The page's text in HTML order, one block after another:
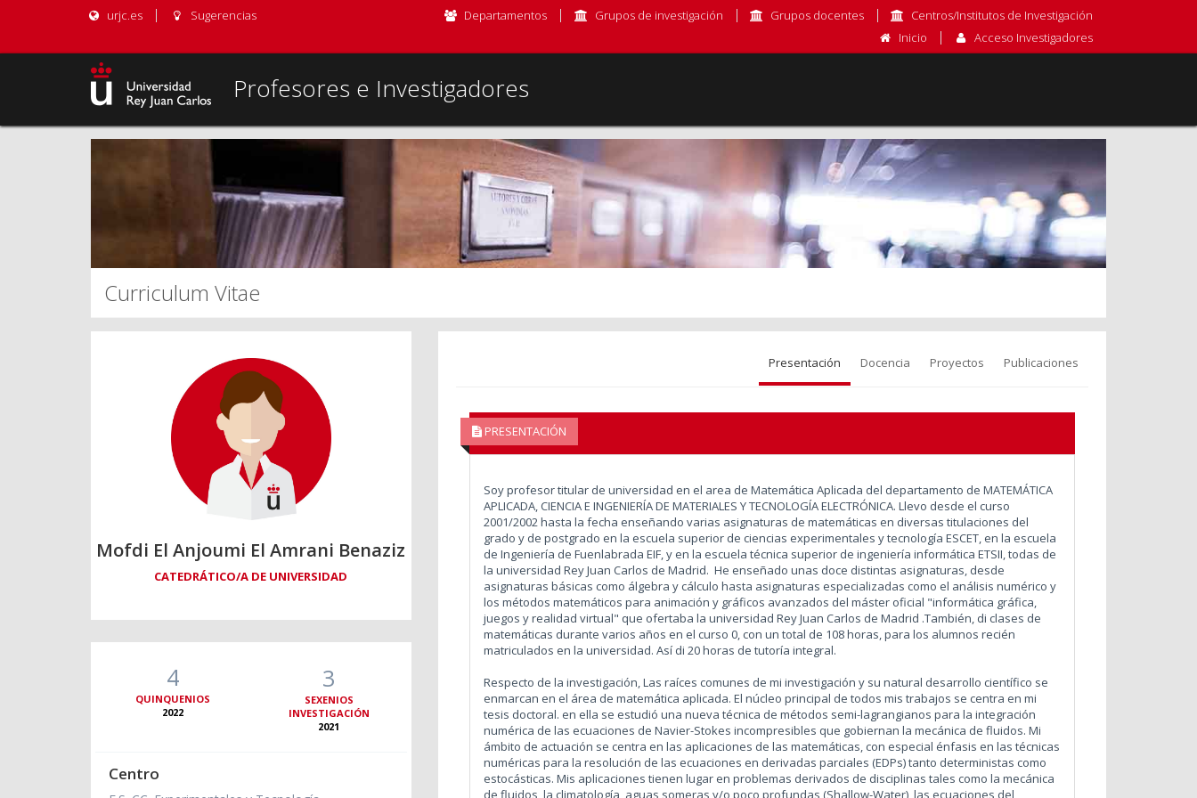
urjc.es Sugerencias Departamentos Grupos de investigación Grupos docentes
Centros/Institutos de Investigación
Inicio
Acceso Investigadores
Profesores e Investigadores
Curriculum Vitae
Mofdi El Anjoumi El Amrani Benaziz
CATEDRÁTICO/A DE UNIVERSIDAD
4
QUINQUENIOS
2022
3
SEXENIOS
INVESTIGACIÓN
2021
Centro
Presentación Docencia Proyectos Publicaciones
PRESENTACIÓN
Soy profesor titular de universidad en el area de Matemática Aplicada del departamento de MATEMÁTICA
APLICADA, CIENCIA E INGENIERÍA DE MATERIALES Y TECNOLOGÍA ELECTRÓNICA. Llevo desde el curso
2001/2002 hasta la fecha enseñando varias asignaturas de matemáticas en diversas titulaciones del
grado y de postgrado en la escuela superior de ciencias experimentales y tecnología ESCET, en la escuela
de Ingeniería de Fuenlabrada EIF, y en la escuela técnica superior de ingeniería informática ETSII, todas de
la universidad Rey Juan Carlos de Madrid. He enseñado unas doce distintas asignaturas, desde
asignaturas básicas como álgebra y cálculo hasta asignaturas especializadas como el análisis numérico y
los métodos matemáticos para animación y gráficos avanzados del máster oficial "informática gráfica,
juegos y realidad virtual" que ofertaba la universidad Rey Juan Carlos de Madrid .También, di clases de
matemáticas durante varios años en el curso 0, con un total de 108 horas, para los alumnos recién
matriculados en la universidad. Así di 20 horas de tutoría integral.
Respecto de la investigación, Las raíces comunes de mi investigación y su natural desarrollo científico se
enmarcan en el área de matemática aplicada. El núcleo principal de todos mis trabajos se centra en mi
tesis doctoral. en ella se estudió una nueva técnica de métodos semi-lagrangianos para la integración
numérica de las ecuaciones de Navier-Stokes incompresibles que gobiernan la mecánica de fluidos. Mi
ámbito de actuación se centra en las aplicaciones de las matemáticas, con especial énfasis en las técnicas
numéricas para la resolución de las ecuaciones en derivadas parciales (EDPs) tanto deterministas como
estocásticas. Mis aplicaciones tienen lugar en problemas derivados de disciplinas tales como la mecánica
de fluidos, la climatología, aguas someras y/o poco profundas (Shallow-Water), las ecuaciones del